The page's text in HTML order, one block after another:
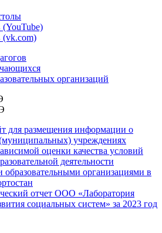
(YouTube)
(vk.com)
организаций
для размещения информации о
учреждениях
оценки качества условий
деятельности
образовательными организациями в
отчет ООО «Лаборатория
социальных систем» за 2023 год